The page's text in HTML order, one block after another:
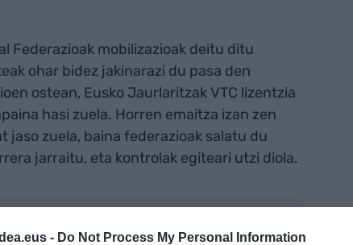
- Do Not Process My Personal Information
Federazioak mobilizazioak deitu ditu
ohar bidez jakinarazi du pasa den
ostean, Eusko Jaurlaritzak VTC lizentzia
hasi zuela. Horren emaitza izan zen
jaso zuela, baina federazioak salatu du
jarraitu, eta kontrolak egiteari utzi diola.